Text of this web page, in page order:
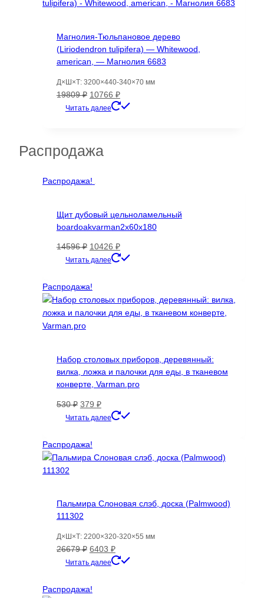
Магнолия-Тюльпановое дерево
(Liriodendron tulipifera) — Whitewood,
american, — Магнолия 6683
Д×Ш×Т: 3200×440-340×70 мм
19809₽ Первоначальная
цена
10766 ₽Текущая
цена:
Читать далее
Распродажа
Распродажа!
Щит дубовый цельноламельный
boardoakvarman2x60x180
14596₽ Первоначальная
цена
14596 ₽.
10426 ₽Текущая
цена:
Читать далее
Распродажа!
Набор столовых приборов, деревянный:
вилка, ложка и палочки для еды, в тканевом
конверте, Varman.pro
530₽ Первоначальная
цена
530 ₽.
379 ₽Текущая
цена:
Читать далее
Распродажа!
Пальмира Слоновая слэб, доска (Palmwood)
111302
Д×Ш×Т: 2200×320-320×55 мм
26679₽ Первоначальная
цена
26679 ₽.
6403 ₽Текущая
цена:
Читать далее
Распродажа!